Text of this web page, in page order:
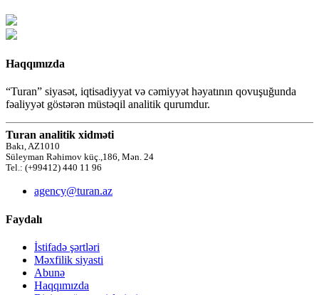
Haqqımızda
“Turan” siyasət, iqtisadiyyat və cəmiyyət həyatının qovuşuğunda
fəaliyyət göstərən müstəqil analitik qurumdur.
Turan analitik xidməti
Bakı, AZ1010
Süleyman Rəhimov küç.,186, Mən. 24
Tel.: (+99412) 440 11 96
agency@turan.az
Faydalı
İstifadə şərtləri
Məxfilik siyasti
Abunə
Haqqımızda